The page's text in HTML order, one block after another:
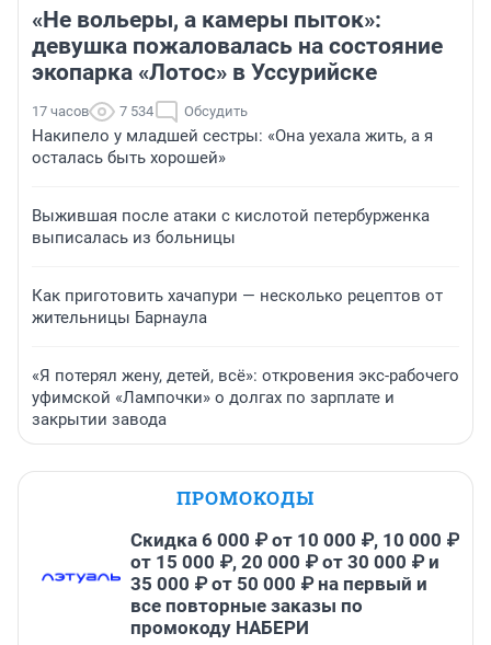
«Не вольеры, а камеры пыток»:
девушка пожаловалась на состояние
экопарка «Лотос» в Уссурийске
17 часов 7 534 Обсудить
Накипело у младшей сестры: «Она уехала жить, а я
осталась быть хорошей»
Выжившая после атаки с кислотой петербурженка
выписалась из больницы
Как приготовить хачапури — несколько рецептов от
жительницы Барнаула
«Я потерял жену, детей, всё»: откровения экс-рабочего
уфимской «Лампочки» о долгах по зарплате и
закрытии завода
ПРОМОКОДЫ
Скидка 6 000 ₽ от 10 000 ₽, 10 000 ₽
от 15 000 ₽, 20 000 ₽ от 30 000 ₽ и
35 000 ₽ от 50 000 ₽ на первый и
все повторные заказы по
промокоду НАБЕРИ